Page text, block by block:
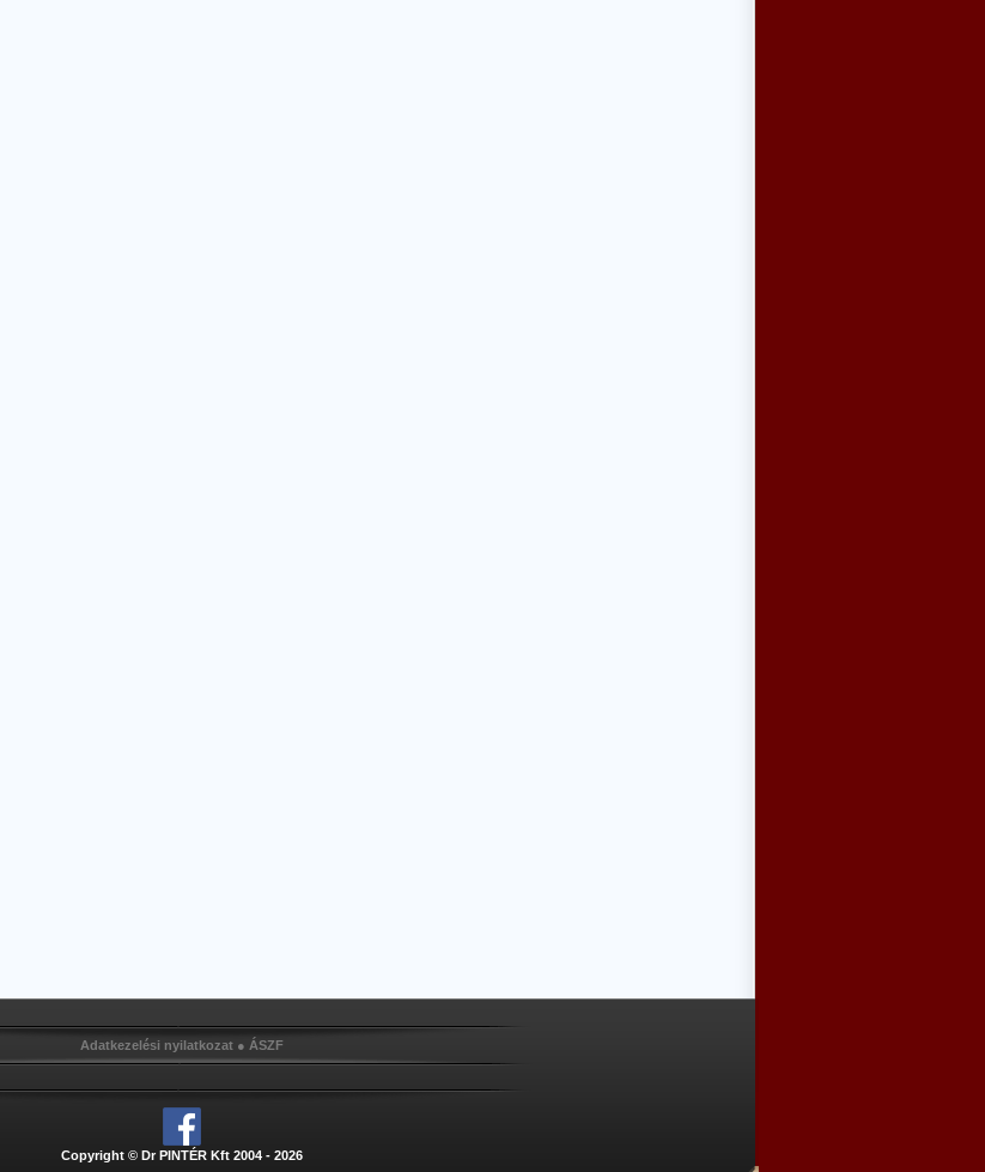
Adatkezelési nyilatkozat● ÁSZF
Copyright © Dr PINTÉR Kft 2004 - 2026